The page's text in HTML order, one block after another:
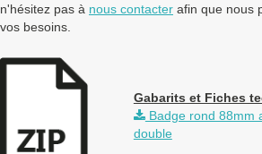
n'hésitez pas à nous contacter afin que nous
vos besoins.
Gabarits et Fiches
Badge rond 88mm
double